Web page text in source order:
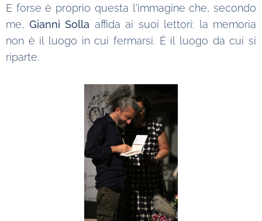
E forse è proprio questa l'immagine che, secondo
me, Gianni Solla affida ai suoi lettori: la memoria
non è il luogo in cui fermarsi. È il luogo da cui si
riparte.